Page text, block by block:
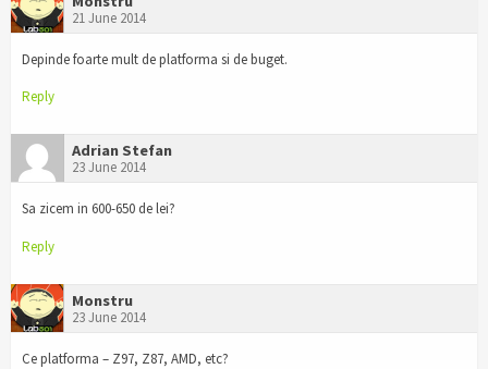
21 June 2014
Depinde foarte mult de platforma si de buget.
Reply
Adrian Stefan
23 June 2014
Sa zicem in 600-650 de lei?
Reply
Monstru
23 June 2014
Ce platforma – Z97, Z87, AMD, etc?